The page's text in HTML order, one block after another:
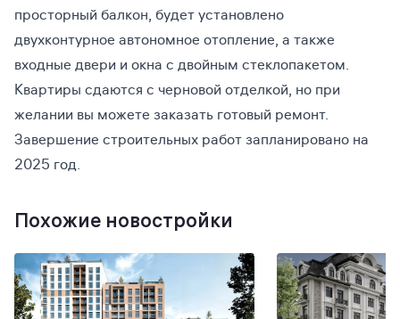
просторный балкон, будет установлено
двухконтурное автономное отопление, а также
входные двери и окна с двойным стеклопакетом.
Квартиры сдаются с черновой отделкой, но при
желании вы можете заказать готовый ремонт.
Завершение строительных работ запланировано на
2025 год.
Похожие новостройки